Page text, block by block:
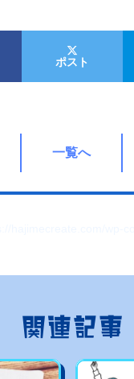
ポスト
一覧へ
関連記事
wp-
wp-
inPageLinks">
container start -->
main">